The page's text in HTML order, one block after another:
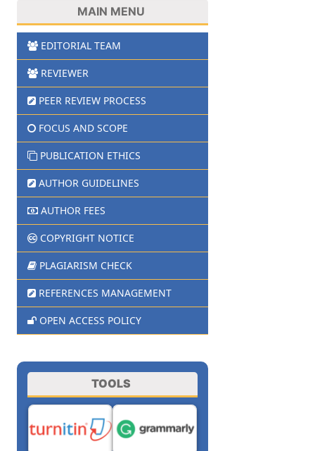
MAIN MENU
EDITORIAL TEAM
REVIEWER
PEER REVIEW PROCESS
FOCUS AND SCOPE
PUBLICATION ETHICS
AUTHOR GUIDELINES
AUTHOR FEES
COPYRIGHT NOTICE
PLAGIARISM CHECK
REFERENCES MANAGEMENT
OPEN ACCESS POLICY
TOOLS